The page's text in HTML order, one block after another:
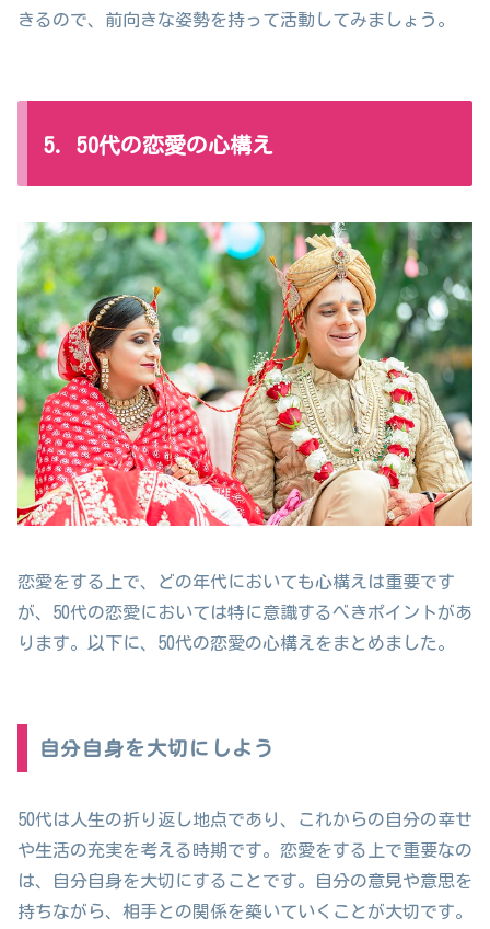
きるので、前向きな姿勢を持って活動してみましょう。
5. 50代の恋愛の心構え
恋愛をする上で、どの年代においても心構えは重要です
が、50代の恋愛においては特に意識するべきポイントがあ
ります。以下に、50代の恋愛の心構えをまとめました。
自分自身を大切にしよう
50代は人生の折り返し地点であり、これからの自分の幸せ
や生活の充実を考える時期です。恋愛をする上で重要なの
は、自分自身を大切にすることです。自分の意見や意思を
持ちながら、相手との関係を築いていくことが大切です。